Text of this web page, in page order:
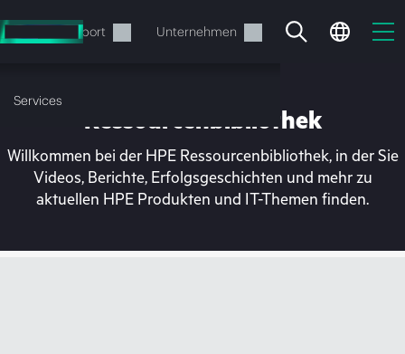
Hauptinhalt
wechseln
Support Unternehmen
Services
Ihr Warenkorb ist aktuell
Ressourcenbibliothek
Willkommen bei der HPE Ressourcenbibliothek, in der Sie
Videos, Berichte, Erfolgsgeschichten und mehr zu
aktuellen HPE Produkten und IT-Themen finden.